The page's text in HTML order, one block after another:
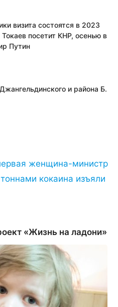
визита состоятся в 2023
посетит КНР, осенью в
Путин
и района Б.
женщина-министр
кокаина изъяли
«Жизнь на ладони»